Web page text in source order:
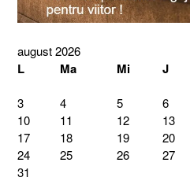
august 2026
L Ma Mi J
3
4 5 6
10
11 12 13
17
18 19 20
24
25 26 27
31